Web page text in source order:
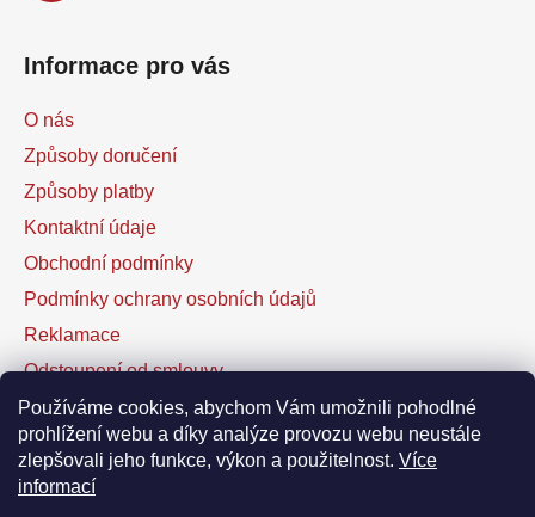
Používáme cookies, abychom Vám umožnili pohodlné
prohlížení webu a díky analýze provozu webu neustále
zlepšovali jeho funkce, výkon a použitelnost. Více
informací
Informace pro vás
O nás
Způsoby doručení
Způsoby platby
Kontaktní údaje
Obchodní podmínky
Podmínky ochrany osobních údajů
Reklamace
Odstoupení od smlouvy
Kontaktní formulář
Facebook